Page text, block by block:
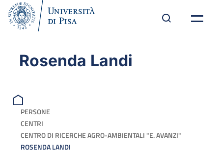
Rosenda Landi
PERSONE
CENTRI
CENTRO DI RICERCHE AGRO-AMBIENTALI "E. AVANZI"
ROSENDA LANDI